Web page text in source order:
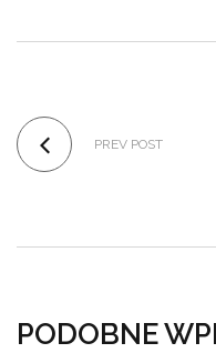
PREV POST
PODOBNE